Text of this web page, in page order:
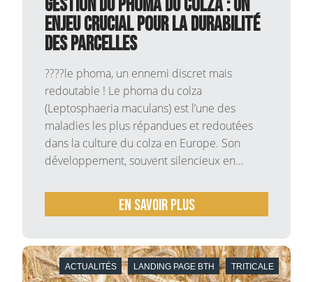
Gestion du phoma du colza : un
enjeu crucial pour la durabilité
des parcelles
????le phoma, un ennemi discret mais
redoutable ! Le phoma du colza
(Leptosphaeria maculans) est l’une des
maladies les plus répandues et redoutées
dans la culture du colza en Europe. Son
développement, souvent silencieux en...
En savoir plus
ACTUALITÉS LANDING PAGE BTH TRITICALE